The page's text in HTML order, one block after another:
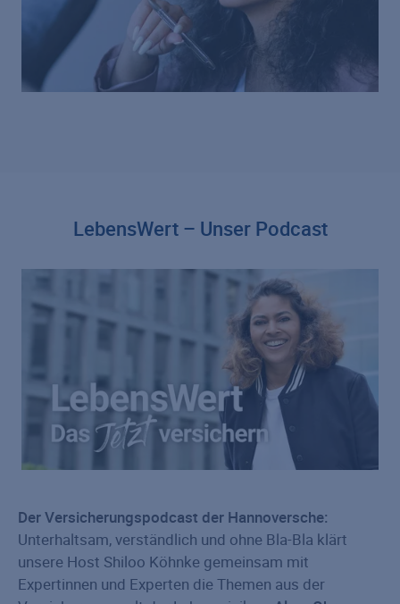
LebensWert – Unser Podcast
Der Versicherungspodcast der Hannoversche:
Unterhaltsam, verständlich und ohne Bla-Bla klärt
unsere Host Shiloo Köhnke gemeinsam mit
Expertinnen und Experten die Themen aus der